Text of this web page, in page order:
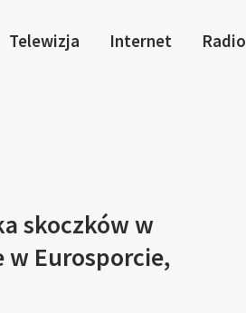
Telewizja Internet Radio
skoczków w
w Eurosporcie,